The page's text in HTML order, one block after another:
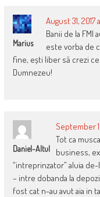
Marius
August 31, 2017
Banii de la
este vorba de
fine, ești liber să crezi
Dumnezeu!
Daniel-Altul
September
Tot ca
business,
“intreprinzator” aluia
– intre dobanda la
fost cat n-au avut aia in